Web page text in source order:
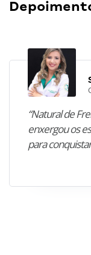
“Natural de
enxergou os
para